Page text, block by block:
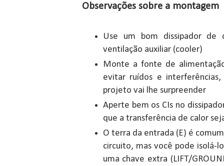
Observações sobre a montagem
Use um bom dissipador de
ventilação auxiliar (cooler)
Monte a fonte de
evitar ruídos e
projeto vai lhe surpreender
Aperte bem os CIs no
que a transferência de calor
O terra da entrada (E) é
circuito, mas você pode isolá-
uma chave extra (LIFT/